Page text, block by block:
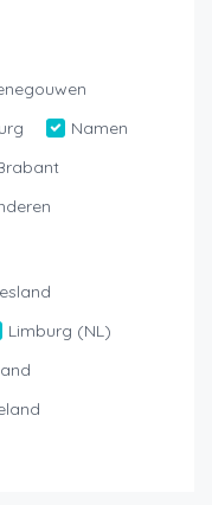
Namen
Limburg (NL)